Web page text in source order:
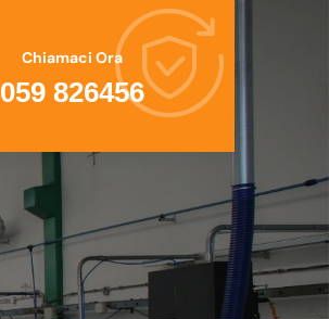
Chiamaci Ora
059 826456